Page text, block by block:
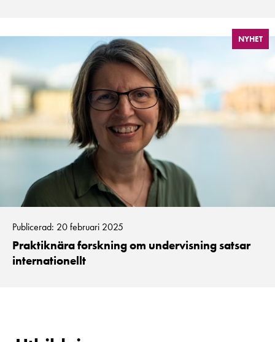
NYHET
Publicerad: 20 februari 2025
Praktiknära forskning om undervisning satsar
internationellt